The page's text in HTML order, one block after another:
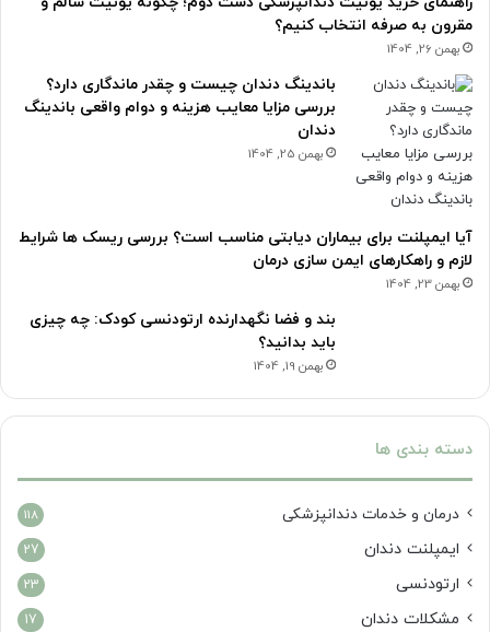
مقرون به صرفه انتخاب کنیم؟
بهمن 26, 1404
باندینگ دندان چیست و چقدر ماندگاری دارد؟
بررسی مزایا معایب هزینه و دوام واقعی باندینگ
دندان
بهمن 25, 1404
آیا ایمپلنت برای بیماران دیابتی مناسب است؟ بررسی ریسک ها شرایط
لازم و راهکارهای ایمن سازی درمان
بهمن 23, 1404
بند و فضا نگهدارنده ارتودنسی کودک: چه چیزی
باید بدانید؟
بهمن 19, 1404
دسته بندی ها
درمان‌ و خدمات دندانپزشکی 118
ایمپلنت دندان 27
ارتودنسی 23
مشکلات دندان 17